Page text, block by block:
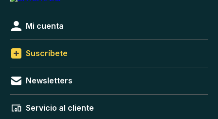
Mi cuenta
Suscríbete
Newsletters
Servicio al cliente